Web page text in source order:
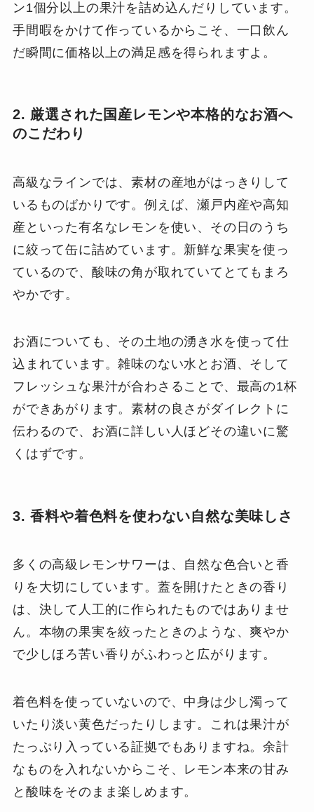
ン1個分以上の果汁を詰め込んだりしています。
手間暇をかけて作っているからこそ、一口飲ん
だ瞬間に価格以上の満足感を得られますよ。
2. 厳選された国産レモンや本格的なお酒へ
のこだわり
高級なラインでは、素材の産地がはっきりして
いるものばかりです。例えば、瀬戸内産や高知
産といった有名なレモンを使い、その日のうち
に絞って缶に詰めています。新鮮な果実を使っ
ているので、酸味の角が取れていてとてもまろ
やかです。
お酒についても、その土地の湧き水を使って仕
込まれています。雑味のない水とお酒、そして
フレッシュな果汁が合わさることで、最高の1杯
ができあがります。素材の良さがダイレクトに
伝わるので、お酒に詳しい人ほどその違いに驚
くはずです。
3. 香料や着色料を使わない自然な美味しさ
多くの高級レモンサワーは、自然な色合いと香
りを大切にしています。蓋を開けたときの香り
は、決して人工的に作られたものではありませ
ん。本物の果実を絞ったときのような、爽やか
で少しほろ苦い香りがふわっと広がります。
着色料を使っていないので、中身は少し濁って
いたり淡い黄色だったりします。これは果汁が
たっぷり入っている証拠でもありますね。余計
なものを入れないからこそ、レモン本来の甘み
と酸味をそのまま楽しめます。